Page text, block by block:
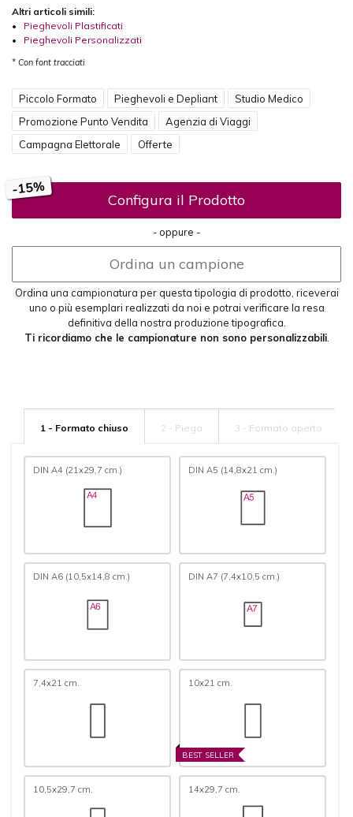
Altri articoli simili:
• Pieghevoli Plastificati
• Pieghevoli Personalizzati
* Con font tracciati
Piccolo Formato Pieghevoli e Depliant
Studio Medico
Promozione Punto Vendita
Agenzia di Viaggi
Campagna Elettorale
Offerte
-15%
Configura il Prodotto
- oppure -
Ordina un campione
Ordina una campionatura per questa tipologia di prodotto, riceverai
uno o più esemplari realizzati da noi e potrai verificare la resa
definitiva della nostra produzione tipografica.
Ti ricordiamo che le campionature non sono personalizzabili.
1 - Formato chiuso 2 - Piega 3 - Formato aperto
DIN A4 (21x29,7 cm.) DIN A5 (14,8x21 cm.)
DIN A6 (10,5x14,8 cm.) DIN A7 (7,4x10,5 cm.)
7,4x21 cm. 10x21 cm.
BEST SELLER
10,5x29,7 cm. 14x29,7 cm.